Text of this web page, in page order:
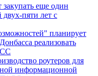
закупать еще один
двух-пяти лет с
планирует
реализовать
роутеров для
информационной